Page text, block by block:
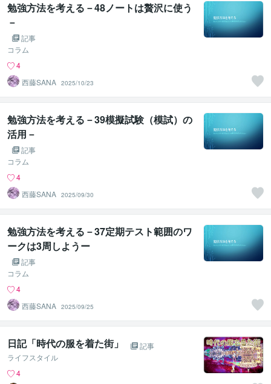
勉強方法を考える－48ノートは贅沢に使う
－
記事
コラム
4
西藤SANA 2025/10/23
勉強方法を考える－39模擬試験（模試）の
活用－
記事
コラム
4
西藤SANA 2025/09/30
勉強方法を考える－37定期テスト範囲のワ
ークは3周しようー
記事
コラム
4
西藤SANA 2025/09/25
日記「時代の服を着た街」
記事
ライフスタイル
4